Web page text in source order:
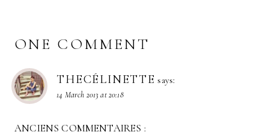
ONE COMMENT
THECÉLINETTE says:
14 March 2013 at 20:18
ANCIENS COMMENTAIRES :